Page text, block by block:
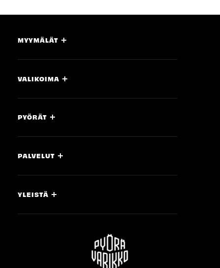
MYYMÄLÄT
VALIKOIMA
PYÖRÄT
PALVELUT
YLEISTÄ